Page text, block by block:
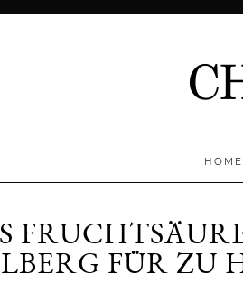
HOME
FÜR ZU